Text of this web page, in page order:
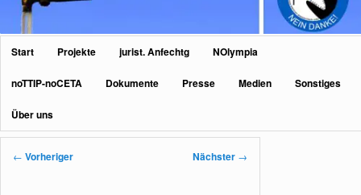
Hauptmenü
Start Projekte jurist. Anfechtg NOlympia
noTTIP-noCETA Dokumente Presse Medien Sonstiges
Über uns
Beitragsnavigation
← Vorheriger Nächster →